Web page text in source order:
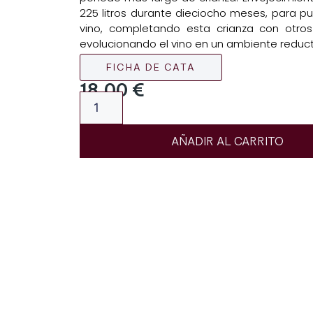
225 litros durante dieciocho meses, para
vino, completando esta crianza con
evolucionando el vino en un ambiente
FICHA DE CATA
18,00 €
AÑADIR AL CARRITO